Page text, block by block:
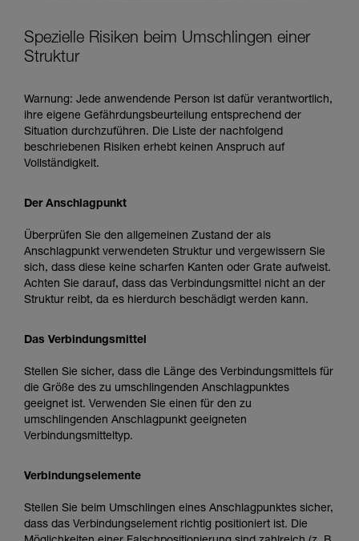
Spezielle Risiken beim Umschlingen einer
Struktur
Warnung: Jede anwendende Person ist dafür verantwortlich,
ihre eigene Gefährdungsbeurteilung entsprechend der
Situation durchzuführen. Die Liste der nachfolgend
beschriebenen Risiken erhebt keinen Anspruch auf
Vollständigkeit.
Der Anschlagpunkt
Überprüfen Sie den allgemeinen Zustand der als
Anschlagpunkt verwendeten Struktur und vergewissern Sie
sich, dass diese keine scharfen Kanten oder Grate aufweist.
Achten Sie darauf, dass das Verbindungsmittel nicht an der
Struktur reibt, da es hierdurch beschädigt werden kann.
Das Verbindungsmittel
Stellen Sie sicher, dass die Länge des Verbindungsmittels für
die Größe des zu umschlingenden Anschlagpunktes
geeignet ist. Verwenden Sie einen für den zu
umschlingenden Anschlagpunkt geeigneten
Verbindungsmitteltyp.
Verbindungselemente
Stellen Sie beim Umschlingen eines Anschlagpunktes sicher,
dass das Verbindungselement richtig positioniert ist. Die